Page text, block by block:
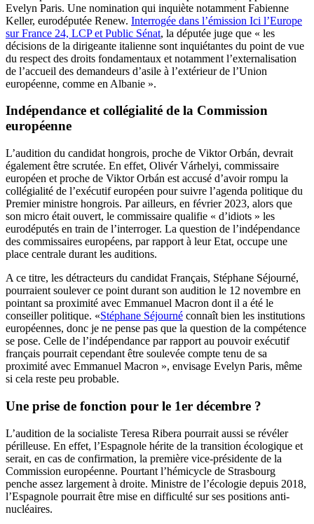
Evelyn Paris. Une nomination qui inquiète notamment Fabienne
Keller, eurodéputée Renew. Interrogée dans l’émission Ici l’Europe
sur France 24, LCP et Public Sénat, la députée juge que « les
décisions de la dirigeante italienne sont inquiétantes du point de vue
du respect des droits fondamentaux et notamment l’externalisation
de l’accueil des demandeurs d’asile à l’extérieur de l’Union
européenne, comme en Albanie ».
Indépendance et collégialité de la Commission
européenne
L’audition du candidat hongrois, proche de Viktor Orbán, devrait
également être scrutée. En effet, Olivér Várhelyi, commissaire
européen et proche de Viktor Orbán est accusé d’avoir rompu la
collégialité de l’exécutif européen pour suivre l’agenda politique du
Premier ministre hongrois. Par ailleurs, en février 2023, alors que
son micro était ouvert, le commissaire qualifie « d’idiots » les
eurodéputés en train de l’interroger. La question de l’indépendance
des commissaires européens, par rapport à leur Etat, occupe une
place centrale durant les auditions.
A ce titre, les détracteurs du candidat Français, Stéphane Séjourné,
pourraient soulever ce point durant son audition le 12 novembre en
pointant sa proximité avec Emmanuel Macron dont il a été le
conseiller politique. «Stéphane Séjourné connaît bien les institutions
européennes, donc je ne pense pas que la question de la compétence
se pose. Celle de l’indépendance par rapport au pouvoir exécutif
français pourrait cependant être soulevée compte tenu de sa
proximité avec Emmanuel Macron », envisage Evelyn Paris, même
si cela reste peu probable.
Une prise de fonction pour le 1er décembre ?
L’audition de la socialiste Teresa Ribera pourrait aussi se révéler
périlleuse. En effet, l’Espagnole hérite de la transition écologique et
serait, en cas de confirmation, la première vice-présidente de la
Commission européenne. Pourtant l’hémicycle de Strasbourg
penche assez largement à droite. Ministre de l’écologie depuis 2018,
l’Espagnole pourrait être mise en difficulté sur ses positions anti-
nucléaires.